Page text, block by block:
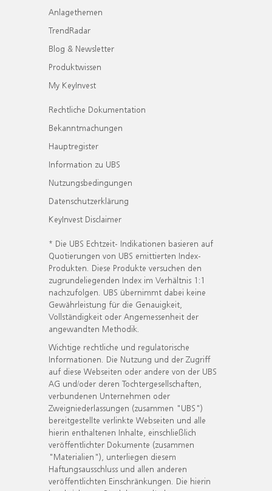
Anlagethemen
TrendRadar
Blog & Newsletter
Produktwissen
My KeyInvest
Rechtliche Dokumentation
Bekanntmachungen
Hauptregister
Information zu UBS
Nutzungsbedingungen
Datenschutzerklärung
KeyInvest Disclaimer
* Die UBS Echtzeit- Indikationen basieren auf
Quotierungen von UBS emittierten Index-
Produkten. Diese Produkte versuchen den
zugrundeliegenden Index im Verhältnis 1:1
nachzufolgen. UBS übernimmt dabei keine
Gewährleistung für die Genauigkeit,
Vollständigkeit oder Angemessenheit der
angewandten Methodik.
Wichtige rechtliche und regulatorische
Informationen. Die Nutzung und der Zugriff
auf diese Webseiten oder andere von der UBS
AG und/oder deren Tochtergesellschaften,
verbundenen Unternehmen oder
Zweigniederlassungen (zusammen "UBS")
bereitgestellte verlinkte Webseiten und alle
hierin enthaltenen Inhalte, einschließlich
veröffentlichter Dokumente (zusammen
"Materialien"), unterliegen diesem
Haftungsausschluss und allen anderen
veröffentlichten Einschränkungen. Die hierin